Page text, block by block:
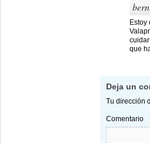
que
Deja un
Tu dirección
Comentario